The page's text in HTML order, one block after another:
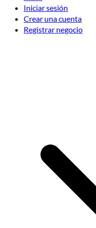
Iniciar sesión
Crear una cuenta
Registrar negocio